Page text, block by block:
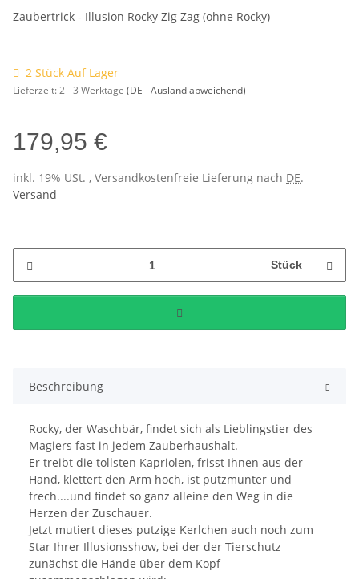
Zaubertrick - Illusion Rocky Zig Zag (ohne Rocky)
2 Stück Auf Lager
Lieferzeit:2 - 3 Werktage (DE - Ausland abweichend)
179,95 €
inkl. 19% USt. , Versandkostenfreie Lieferung nach DE.
Versand
Stück
Beschreibung
Rocky, der Waschbär, findet sich als Lieblingstier des
Magiers fast in jedem Zauberhaushalt.
Er treibt die tollsten Kapriolen, frisst Ihnen aus der
Hand, klettert den Arm hoch, ist putzmunter und
frech....und findet so ganz alleine den Weg in die
Herzen der Zuschauer.
Jetzt mutiert dieses putzige Kerlchen auch noch zum
Star Ihrer Illusionsshow, bei der der Tierschutz
zunächst die Hände über dem Kopf